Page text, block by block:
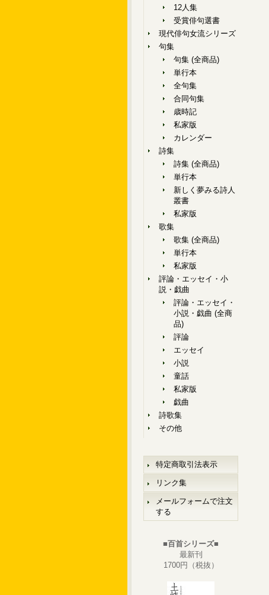
12人集
受賞俳句選書
現代俳句女流シリーズ
句集
句集 (全商品)
単行本
全句集
合同句集
歳時記
私家版
カレンダー
詩集
詩集 (全商品)
単行本
新しく夢みる詩人
叢書
私家版
歌集
歌集 (全商品)
単行本
私家版
評論・エッセイ・小
説・戯曲
評論・エッセイ・
小説・戯曲 (全商
品)
評論
エッセイ
小説
童話
私家版
戯曲
詩歌集
その他
特定商取引法表示
リンク集
メールフォームで注文
する
■百首シリーズ■
最新刊
1700円（税抜）